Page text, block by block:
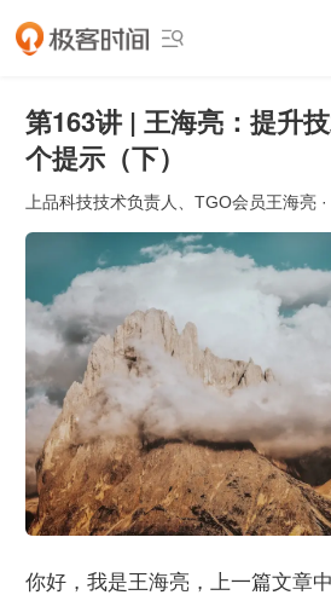

第163讲 | 王海亮：提升
个提示（下）
上品科技技术负责人、TGO会员王海亮 ·
你好，我是王海亮，上一篇文章